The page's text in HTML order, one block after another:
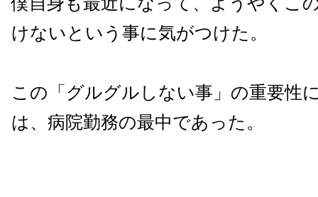
けないという事に気がつけた。
この「グルグルしない事」の重要性
は、病院勤務の最中であった。